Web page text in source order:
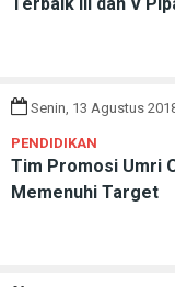
Senin, 13 Agustus
PENDIDIKAN
Tim Promosi Umri
Memenuhi Target